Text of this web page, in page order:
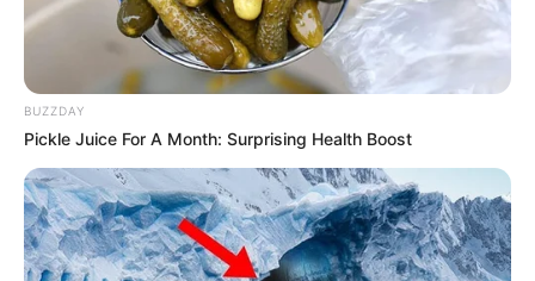
BUZZDAY
Pickle Juice For A Month: Surprising Health Boost